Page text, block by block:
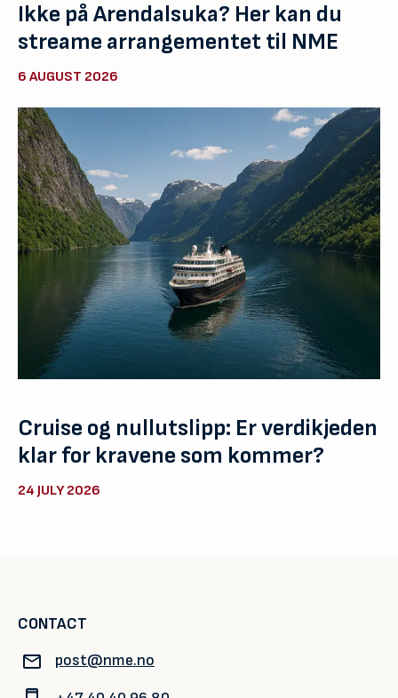
Ikke på Arendalsuka? Her kan du
streame arrangementet til NME
6 AUGUST 2026
Cruise og nullutslipp: Er verdikjeden
klar for kravene som kommer?
24 JULY 2026
CONTACT
post@nme.no